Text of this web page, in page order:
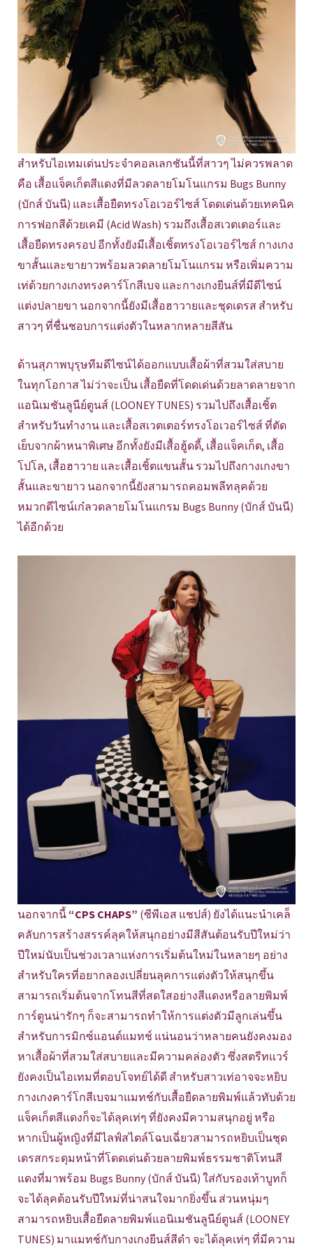
สำหรับไอเทมเด่นประจำคอลเลกชันนี้ที่สาวๆ ไม่ควรพลาด
คือ เสื้อแจ็คเก็ตสีแดงที่มีลวดลายโมโนแกรม Bugs Bunny
(บักส์ บันนี) และเสื้อยืดทรงโอเวอร์ไซส์ โดดเด่นด้วยเทคนิค
การฟอกสีด้วยเคมี (Acid Wash) รวมถึงเสื้อสเวตเตอร์และ
เสื้อยืดทรงครอป อีกทั้งยังมีเสื้อเชิ้ตทรงโอเวอร์ไซส์ กางเกง
ขาสั้นและขายาวพร้อมลวดลายโมโนแกรม หรือเพิ่มความ
เท่ด้วยกางเกงทรงคาร์โกสีเบจ และกางเกงยีนส์ที่มีดีไซน์
แต่งปลายขา นอกจากนี้ยังมีเสื้อฮาวายและชุดเดรส สำหรับ
สาวๆ ที่ชื่นชอบการแต่งตัวในหลากหลายสีสัน
ด้านสุภาพบุรุษทีมดีไซน์ได้ออกแบบเสื้อผ้าที่สวมใส่สบาย
ในทุกโอกาส ไม่ว่าจะเป็น เสื้อยืดที่โดดเด่นด้วยลาดลายจาก
แอนิเมชันลูนีย์ตูนส์ (LOONEY TUNES) รวมไปถึงเสื้อเชิ้ต
สำหรับวันทำงาน และเสื้อสเวตเตอร์ทรงโอเวอร์ไซส์ ที่ตัด
เย็บจากผ้าหนาพิเศษ อีกทั้งยังมีเสื้อฮู้ดดี้, เสื้อแจ็คเก็ต, เสื้อ
โปโล, เสื้อฮาวาย และเสื้อเชิ้ตแขนสั้น รวมไปถึงกางเกงขา
สั้นและขายาว นอกจากนี้ยังสามารถคอมพลีทลุคด้วย
หมวกดีไซน์เก๋ลวดลายโมโนแกรม Bugs Bunny (บักส์ บันนี)
ได้อีกด้วย
นอกจากนี้“CPS CHAPS” (ซีพีเอส แชปส์) ยังได้แนะนำเคล็
คลับการสร้างสรรค์ลุคให้สนุกอย่างมีสีสันต้อนรับปีใหม่ว่า
ปีใหม่นับเป็นช่วงเวลาแห่งการเริ่มต้นใหม่ในหลายๆ อย่าง
สำหรับใครที่อยากลองเปลี่ยนลุคการแต่งตัวให้สนุกขึ้น
สามารถเริ่มต้นจากโทนสีที่สดใสอย่างสีแดงหรือลายพิมพ์
การ์ตูนน่ารักๆ ก็จะสามารถทำให้การแต่งตัวมีลูกเล่นขึ้น
สำหรับการมิกซ์แอนด์แมทช์ แน่นอนว่าหลายคนยังคงมอง
หาเสื้อผ้าที่สวมใส่สบายและมีความคล่องตัว ซึ่งสตรีทแวร์
ยังคงเป็นไอเทมที่ตอบโจทย์ได้ดี สำหรับสาวเท่อาจจะหยิบ
กางเกงคาร์โกสีเบจมาแมทช์กับเสื้อยืดลายพิมพ์แล้วทับด้วย
แจ็คเก็ตสีแดงก็จะได้ลุคเท่ๆ ที่ยังคงมีความสนุกอยู่ หรือ
หากเป็นผู้หญิงที่มีไลฟ์สไตล์โฉบเฉี่ยวสามารถหยิบเป็นชุด
เดรสกระดุมหน้าที่โดดเด่นด้วยลายพิมพ์ธรรมชาติโทนสี
แดงที่มาพร้อม Bugs Bunny (บักส์ บันนี) ใส่กับรองเท้าบูทก็
จะได้ลุคต้อนรับปีใหม่ที่น่าสนใจมากยิ่งขึ้น ส่วนหนุ่มๆ
สามารถหยิบเสื้อยืดลายพิมพ์แอนิเมชันลูนีย์ตูนส์ (LOONEY
TUNES) มาแมทช์กับกางเกงยีนส์สีดำ จะได้ลุคเท่ๆ ที่มีความ